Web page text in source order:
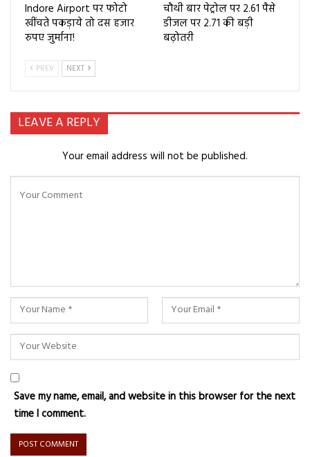
Indore Airport पर फोटो
खींचते पकड़ाये तो दस हजार
रुपए जुर्माना!
चौथी बार पेट्रोल पर 2.61 पैसे
डीजल पर 2.71 की बड़ी
बढ़ोतरी
PREV NEXT
LEAVE A REPLY
Your email address will not be published.
Save my name, email, and website in this browser for the next
time I comment.